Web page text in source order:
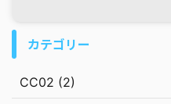
カテゴリー
CC02 (2)